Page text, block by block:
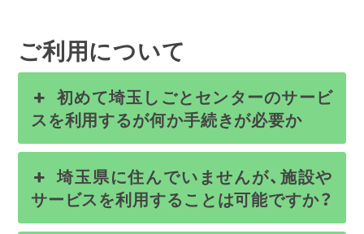
ご利用について
初めて埼玉しごとセンターのサービ
スを利用するが何か手続きが必要か
埼玉県に住んでいませんが、施設や
サービスを利用することは可能ですか？